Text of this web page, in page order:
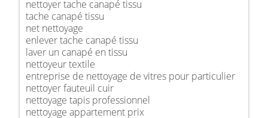
nettoyer tache canapé tissu
tache canapé tissu
net nettoyage
enlever tache canapé tissu
laver un canapé en tissu
nettoyeur textile
entreprise de nettoyage de vitres pour particulier
nettoyer fauteuil cuir
nettoyage tapis professionnel
nettoyage appartement prix